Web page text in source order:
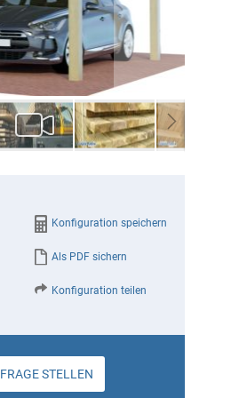
Konfiguration speichern
Als PDF sichern
Konfiguration teilen
FRAGE STELLEN